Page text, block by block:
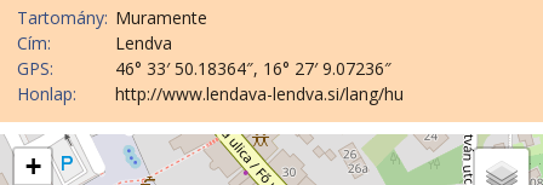
Tartomány: Muramente
Cím:
Lendva
GPS:
46° 33′ 50.18364″, 16° 27′ 9.07236″
Honlap:
http://www.lendava-lendva.si/lang/hu
+